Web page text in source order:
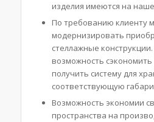
изделия имеются на
По требованию клиенту
модернизировать
стеллажные
возможность
получить систему для
соответствующую
Возможность экономии
пространства на